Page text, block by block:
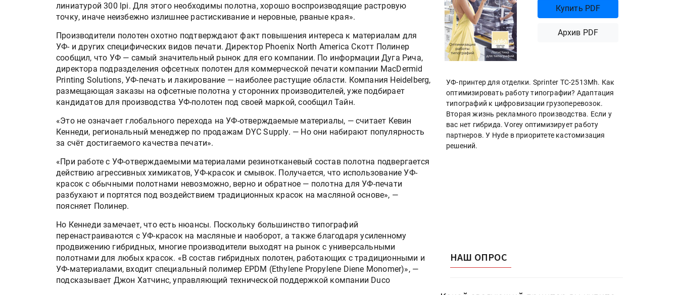
линиатурой 300 lpi. Для этого необходимы полотна, хорошо воспроизводящие растровую
точку, иначе неизбежно излишнее растискивание и неровные, рваные края».
Производители полотен охотно подтверждают факт повышения интереса к материалам для
УФ- и других специфических видов печати. Директор Phoenix North America Скотт Полинер
сообщил, что УФ — самый значительный рынок для его компании. По информации Дуга Рича,
директора подразделения офсетных полотен для коммерческой печати компании MacDermid
Printing Solutions, УФ-печать и лакирование — наиболее растущие области. Компания Heidelberg,
размещающая заказы на офсетные полотна у сторонних производителей, уже подбирает
кандидатов для производства УФ-полотен под своей маркой, сообщил Тайн.
«Это не означает глобального перехода на УФ-отверждаемые материалы, — считает Кевин
Кеннеди, региональный менеджер по продажам DYC Supply. — Но они набирают популярность
за счёт достигаемого качества печати».
«При работе с УФ-отверждаемыми материалами резинотканевый состав полотна подвергается
действию агрессивных химикатов, УФ-красок и смывок. Получается, что использование УФ-
красок с обычными полотнами невозможно, верно и обратное — полотна для УФ-печати
разбухают и портятся под воздействием традиционных красок на масляной основе», —
поясняет Полинер.
Но Кеннеди замечает, что есть нюансы. Поскольку большинство типографий
перенастраиваются с УФ-красок на масляные и наоборот, а также благодаря усиленному
продвижению гибридных, многие производители выходят на рынок с универсальными
полотнами для любых красок. «В состав гибридных полотен, работающих с традиционными и
УФ-материалами, входит специальный полимер EPDM (Ethylene Propylene Diene Monomer)», —
подсказывает Джон Хатчинс, управляющий технической поддержкой компании Duco
Купить PDF
Архив PDF
УФ-принтер для отделки. Sprinter ТС-2513Mh. Как
оптимизировать работу типографии? Адаптация
типографий к цифровизации грузоперевозок.
Вторая жизнь рекламного производства. Если у
вас нет гибрида. Vorey оптимизирует работу
партнеров. У Hyde в приоритете кастомизация
решений.
НАШ ОПРОС